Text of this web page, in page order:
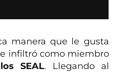
manera que le gusta
infiltró como miembro
SEAL. Llegando al